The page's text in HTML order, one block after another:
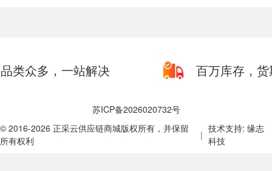
品类众多，一站解决 百万库存，
苏ICP备2026020732号
© 2016-2026 正采云供应链商城版权所有，并保留
所有权利
|
技术支持: 缘志
科技